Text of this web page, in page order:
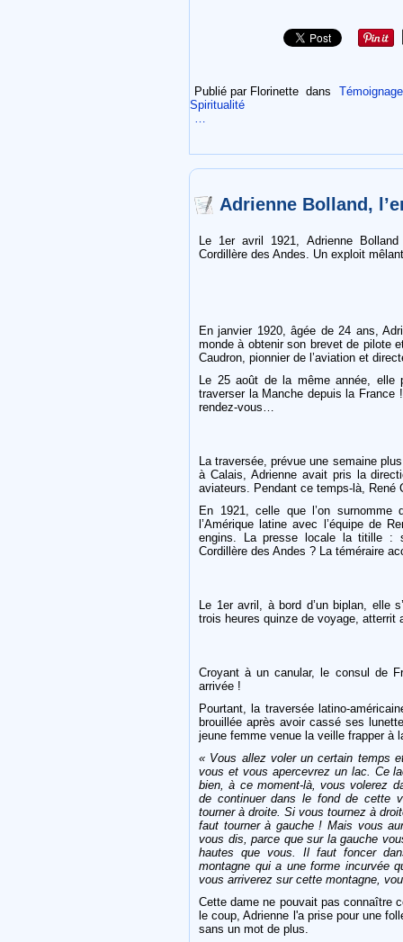
Publié par Florinette dans
Spiritualité
Adrienne Bolland,
Le 1er avril 1921, Adrienne
Cordillère des Andes. Un exploit
En janvier 1920, âgée de 24 ans,
monde à obtenir son brevet de pilote
Caudron, pionnier de l’aviation et
Le 25 août de la même année, elle
traverser la Manche depuis la France
rendez-vous…
La traversée, prévue une semaine
à Calais, Adrienne avait pris la
aviateurs. Pendant ce temps-là, René
En 1921, celle que l’on surnomme
l’Amérique latine avec l’équipe de
engins. La presse locale la titille :
Cordillère des Andes ? La téméraire
Le 1er avril, à bord d’un biplan, elle
trois heures quinze de voyage, atterrit
Croyant à un canular, le consul de
arrivée !
Pourtant, la traversée latino-
brouillée après avoir cassé ses
jeune femme venue la veille frapper à
« Vous allez voler un certain temps
vous et vous apercevrez un lac. Ce
bien, à ce moment-là, vous volerez
de continuer dans le fond de cette
tourner à droite. Si vous tournez à
faut tourner à gauche ! Mais vous
vous dis, parce que sur la gauche
hautes que vous. Il faut foncer
montagne qui a une forme incurvée
vous arriverez sur cette montagne,
Cette dame ne pouvait pas connaître
le coup, Adrienne l'a prise pour une
sans un mot de plus.